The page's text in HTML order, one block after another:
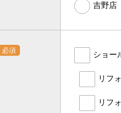
吉野店
必須
ショー
リフ
リフ